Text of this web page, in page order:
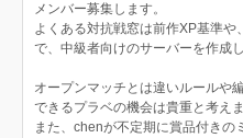
メンバー募集します。
よくある対抗戦窓は前作XP基準
で、中級者向けのサーバーを作成し
オープンマッチとは違いルールや
できるプラベの機会は貴重と考えま
また、chenが不定期に賞品付きの